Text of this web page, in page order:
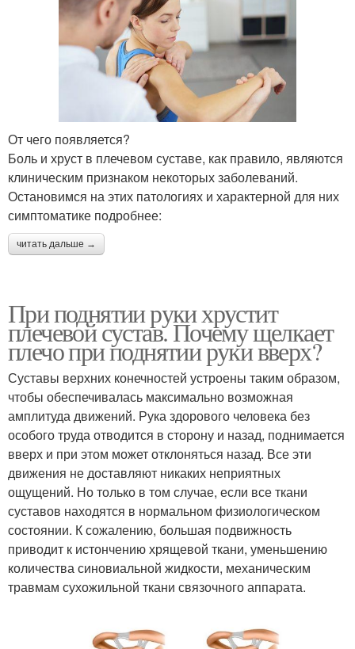
От чего появляется?
Боль и хруст в плечевом суставе, как правило, являются
клиническим признаком некоторых заболеваний.
Остановимся на этих патологиях и характерной для них
симптоматике подробнее:
читать дальше →
При поднятии руки хрустит
плечевой сустав. Почему щелкает
плечо при поднятии руки вверх?
Суставы верхних конечностей устроены таким образом,
чтобы обеспечивалась максимально возможная
амплитуда движений. Рука здорового человека без
особого труда отводится в сторону и назад, поднимается
вверх и при этом может отклоняться назад. Все эти
движения не доставляют никаких неприятных
ощущений. Но только в том случае, если все ткани
суставов находятся в нормальном физиологическом
состоянии. К сожалению, большая подвижность
приводит к истончению хрящевой ткани, уменьшению
количества синовиальной жидкости, механическим
травмам сухожильной ткани связочного аппарата.